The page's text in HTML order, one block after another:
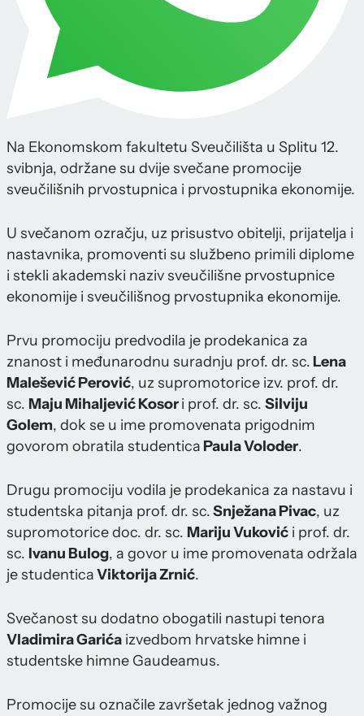
Na Ekonomskom fakultetu Sveučilišta u Splitu 12.
svibnja, održane su dvije svečane promocije
sveučilišnih prvostupnica i prvostupnika ekonomije.
U svečanom ozračju, uz prisustvo obitelji, prijatelja i
nastavnika, promoventi su službeno primili diplome
i stekli akademski naziv sveučilišne prvostupnice
ekonomije i sveučilišnog prvostupnika ekonomije.
Prvu promociju predvodila je prodekanica za
znanost i međunarodnu suradnju prof. dr. sc. Lena
Malešević Perović, uz supromotorice izv. prof. dr.
sc. Maju Mihaljević Kosori prof. dr. sc. Silviju
Golem, dok se u ime promovenata prigodnim
govorom obratila studentica Paula Voloder.
Drugu promociju vodila je prodekanica za nastavu i
studentska pitanja prof. dr. sc.Snježana Pivac, uz
supromotorice doc. dr. sc. Mariju Vuković i prof. dr.
sc. Ivanu Bulog, a govor u ime promovenata održala
je studenticaViktorija Zrnić.
Svečanost su dodatno obogatili nastupi tenora
Vladimira Garića izvedbom hrvatske himne i
studentske himne Gaudeamus.
Promocije su označile završetak jednog važnog